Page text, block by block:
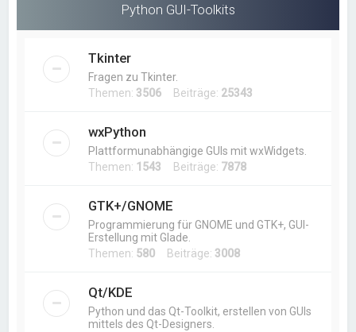
Python GUI-Toolkits
Tkinter
Fragen zu Tkinter.
Themen: 3506 Beiträge: 25343
wxPython
Plattformunabhängige GUIs mit wxWidgets.
Themen: 1543 Beiträge: 7878
GTK+/GNOME
Programmierung für GNOME und GTK+, GUI-
Erstellung mit Glade.
Themen: 580 Beiträge: 3008
Qt/KDE
Python und das Qt-Toolkit, erstellen von GUIs
mittels des Qt-Designers.